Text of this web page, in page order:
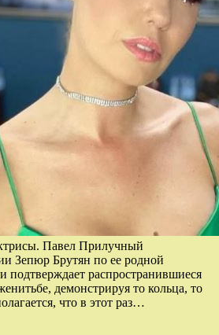
Павел Прилучный
Зепюр Брутян по ее родной
подтверждает распространившиеся
демонстрируя то кольца, то
что в этот раз…